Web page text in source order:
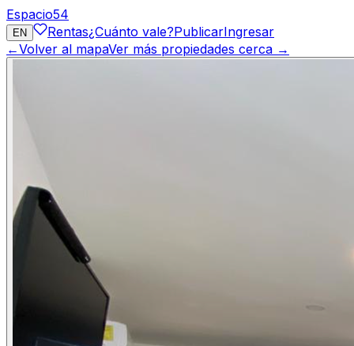
Espacio54
EN Rentas¿Cuánto vale?PublicarIngresar
←Volver al mapaVer más propiedades cerca →